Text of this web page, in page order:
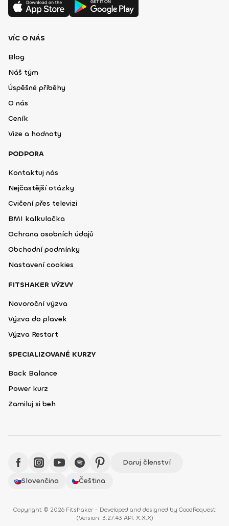
VÍC O NÁS
Blog
Náš tým
Úspěšné příběhy
O nás
Ceník
Vize a hodnoty
PODPORA
Kontaktuj nás
Nejčastější otázky
Cvičení přes televizi
BMI kalkulačka
Ochrana osobních údajů
Obchodní podmínky
Nastavení cookies
FITSHAKER VÝZVY
Novoroční výzva
Výzva do plavek
Výzva Restart
SPECIALIZOVANÉ KURZY
Back Balance
Power kurz
Zamiluj si beh
Daruj členství
Slovenčina
Čeština
Copyright © 2026 Fitshaker - Developed and designed by GoodRequest
(Version: 3.27.43 API: X.X.X)